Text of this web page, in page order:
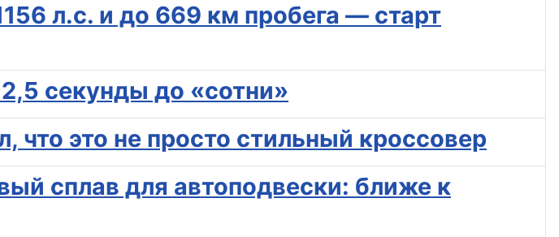
л.с. и до 669 км пробега — старт
секунды до «сотни»
что это не просто стильный кроссовер
сплав для автоподвески: ближе к